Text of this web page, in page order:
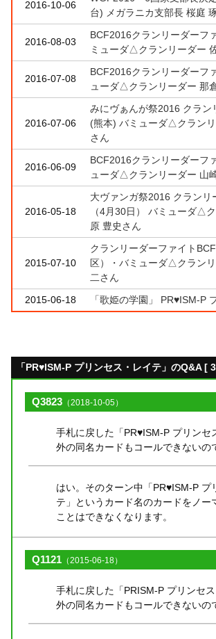
2016-10-06
台) メガラニカ支部長 桜庭
2016-08-03
BCF2016クランリーダーフ
ミューダ△クランリーダー
2016-07-08
BCF2016クランリーダーフ
ューダ△クランリーダー 那
2016-07-06
みにヴぁんが祭2016 クラン
(熊本) バミューダ△クラン
さん
2016-06-09
BCF2016クランリーダーフ
ューダ△クランリーダー 山
2016-05-18
大ヴァンガ祭2016 クランリ
（4月30日） バミューダ△
原 豊史さん
2015-07-10
クランリーダーファイト
区）・バミューダ△クラン
二さん
2015-06-18
「歌姫の学園」 PR♥ISM-P
「PR♥ISM-P プリンセス・レイテ」のQ&A [
Q3823 （2018-10-05）
手札に戻した「PR♥ISM-P プリンセ
外の同名カードもコールできないの
はい。そのターン中「PR♥ISM-P プ
テ」というカード名のカードをノー
ことはできなくなります。
Q1121 （2015-06-18）
手札に戻した「PRISM-P プリンセ
外の同名カードもコールできないの